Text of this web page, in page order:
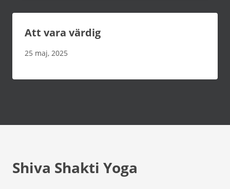
Att vara värdig
25 maj, 2025
Shiva Shakti Yoga